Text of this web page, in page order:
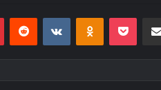
PinterestReddit VKontakteOdnoklassniki
Pocket